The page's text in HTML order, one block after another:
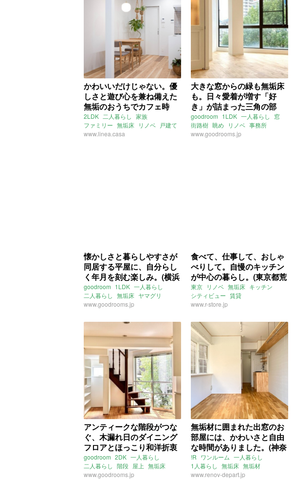
かわいいだけじゃない。優
しさと遊び心を兼ね備えた
無垢のおうちでカフェ時
間。（京都市右京区53㎡の
売買物件）
2LDK 二人暮らし 家族
ファミリー 無垢床 リノベ 戸建て
2階建て 階段 カフェ
www.linea.casa
大きな窓からの緑も無垢床
も。日々愛着が増す「好
き」が詰まった三角の部
屋。(神戸市長田区44㎡の賃
貸物件)
goodroom 1LDK 一人暮らし
窓
街路樹 眺め リノベ 事務所
オフィス 三角 無垢床
www.goodrooms.jp
懐かしさと暮らしやすさが
同居する平屋に、自分らし
く年月を刻む楽しみ。(横浜
市磯子区47㎡の賃貸物件)
goodroom 1LDK 一人暮らし
二人暮らし 無垢床 ヤマグリ
フローリング 和 日本
ロフト 一軒家 平屋
賃貸
www.goodrooms.jp
食べて、仕事して、おしゃ
べりして。自慢のキッチン
が中心の暮らし。(東京都荒
川区42㎡の賃貸物件)
東京 リノベ 無垢床 キッチン
シティビュー 賃貸
www.r-store.jp
アンティークな階段がつな
ぐ、木漏れ日のダイニング
フロアとほっこり和洋折衷
フロア (東京都文京区51㎡
の賃貸物件)
goodroom 2DK 一人暮らし
二人暮らし 階段 屋上 無垢床
スケスケ 木 リノベ
www.goodrooms.jp
無垢材に囲まれた出窓のお
部屋には、かわいさと自由
な時間がありました。(神奈
川県横浜市17㎡の賃貸物件)
!R ワンルーム 一人暮らし
1人暮らし 無垢床 無垢材
アクセントクロス リノベ
www.renov-depart.jp